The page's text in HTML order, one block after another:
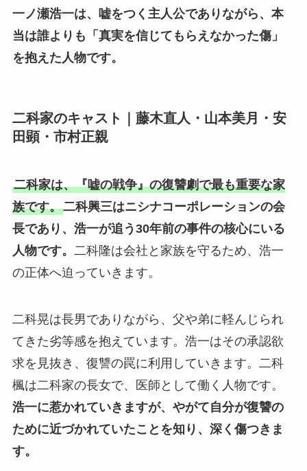
一ノ瀬浩一は、嘘をつく主人公でありながら、本
当は誰よりも「真実を信じてもらえなかった傷」
を抱えた人物です。
二科家のキャスト｜藤木直人・山本美月・安
田顕・市村正親
二科家は、『嘘の戦争』の復讐劇で最も重要な家
族です。二科興三はニシナコーポレーションの会
長であり、浩一が追う30年前の事件の核心にいる
人物です。
二科隆は会社と家族を守るため、浩一
の正体へ迫っていきます。
二科晃は長男でありながら、父や弟に軽んじられ
てきた劣等感を抱えています。浩一はその承認欲
求を見抜き、復讐の罠に利用していきます。二科
楓は二科家の長女で、医師として働く人物です。
浩一に惹かれていきますが、やがて自分が復讐の
ために近づかれていたことを知り、深く傷つきま
す。